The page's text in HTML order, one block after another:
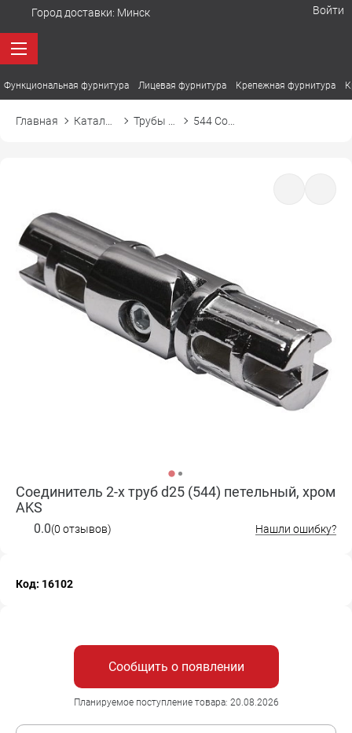
Город доставки: Минск Войти
Функциональная фурнитура Лицевая фурнитура Крепежная фурнитура
Главная
Соединитель 2-х труб d25 (544) петельный, хром
AKS
0.0(0 отзывов) Нашли ошибку?
Код: 16102
Сообщить о появлении
Планируемое поступление товара: 20.08.2026